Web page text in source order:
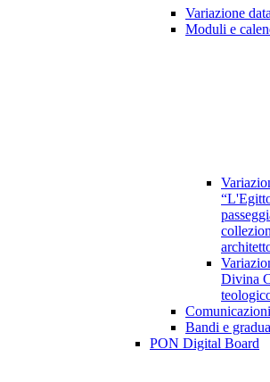
Variazione
Moduli e
Divina
Comunicazioni
Bandi e
PON Digital Board